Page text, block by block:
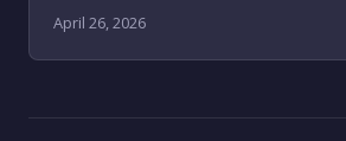
April 26, 2026